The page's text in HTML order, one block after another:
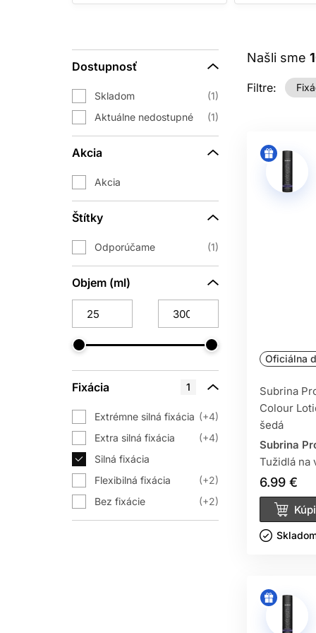
Produkty Subrina Professional
PRIME – prípravné produkty,
– finálne
Vďaka tomu si môžete vytvoriť
STYLING
V kategórii Subrina Styling nájdete
Lak na vlasy zabezpečuje spoľahlivú
Pasta na vlasy je ideálnou voľbou
Púder na objem vlasov dodáva
Tepelná ochrana na vlasy chráni
Tieto produkty umožňujú
VLASOVÝ
Vďaka tomu je vlasový styling
Dostupnosť
Skladom
1
Aktuálne nedostupné
1
Akcia
Akcia
Štítky
Odporúčame 1
Objem (ml)
Fixácia 1
Extrémne silná fixácia
+4
Extra silná fixácia
+4
Silná fixácia
Flexibilná fixácia
+2
Bez fixácie
+2
Našli sme
Filtre:
Oficiálna
Subrina
Colour
šedá
Subrina
Tužidlá na
6.99 €
Skladom